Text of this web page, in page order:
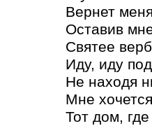
Вернет
Оставив
Святее
Иду, иду
Не находя
Мне
Тот дом,